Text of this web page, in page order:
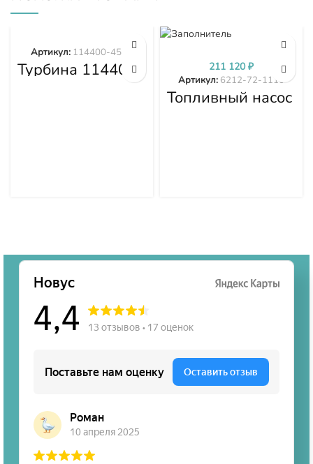
Турбина 114400-
4577
Артикул: 114400-4577
Топливный насос
высокого
Артикул: 6212-72-1110
211 120₽